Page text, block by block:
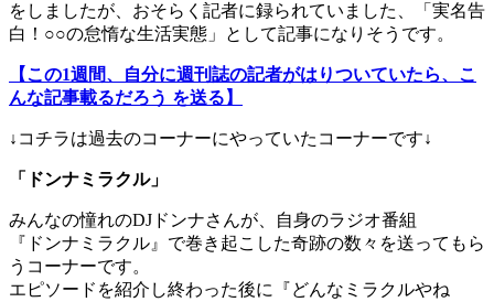
をしましたが、おそらく記者に録られていました、「実名告
白！○○の怠惰な生活実態」として記事になりそうです。
【この1週間、自分に週刊誌の記者がはりついていたら、こ
んな記事載るだろう を送る】
↓コチラは過去のコーナーにやっていたコーナーです↓
「ドンナミラクル」
みんなの憧れのDJドンナさんが、自身のラジオ番組
『ドンナミラクル』で巻き起こした奇跡の数々を送ってもら
うコーナーです。
エピソードを紹介し終わった後に『どんなミラクルやね